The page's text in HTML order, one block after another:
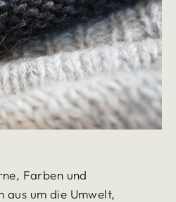
Farben und
aus um die Umwelt,